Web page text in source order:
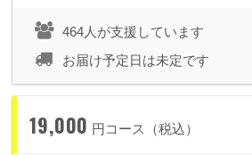
464人が支援しています
お届け予定日は未定です
19,000 円コース（税込）